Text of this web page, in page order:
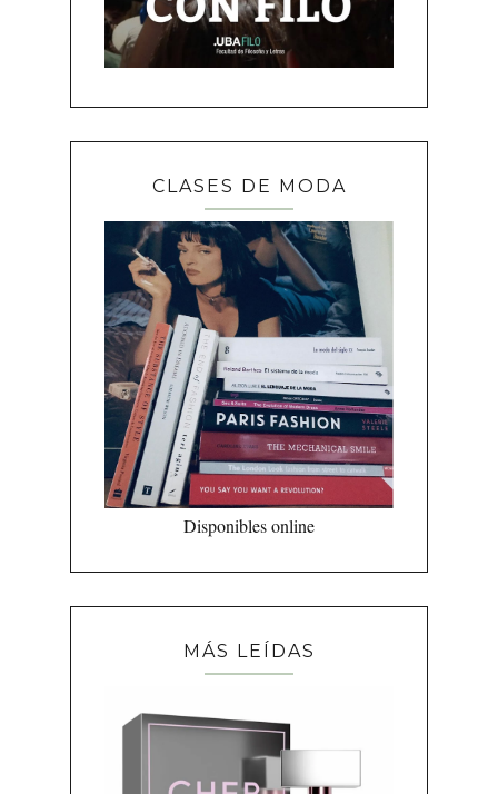
CLASES DE MODA
Disponibles online
MÁS LEÍDAS